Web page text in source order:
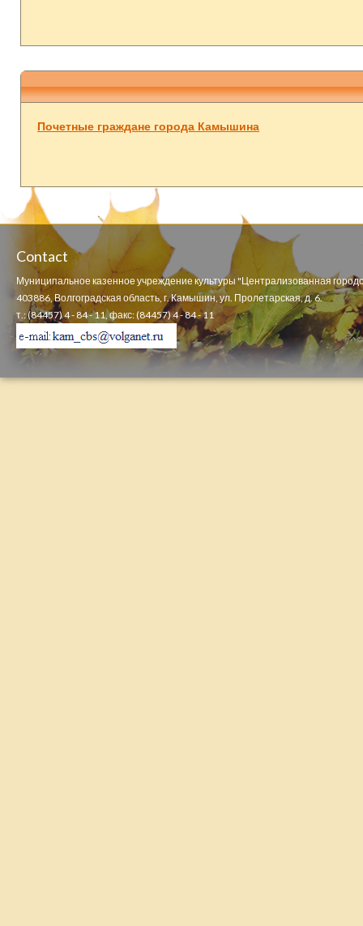
Почетные граждане города Камышина
Contact
Муниципальное казенное учреждение культуры "Централизованная
403886, Волгоградская область, г. Камышин, ул. Пролетарская, д. 6.
т.: (84457) 4 - 84 - 11, факс: (84457) 4 - 84 - 11